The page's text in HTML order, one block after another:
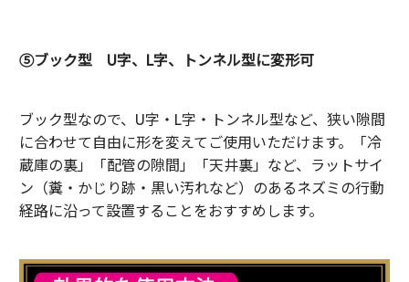
⑤ブック型 U字、L字、トンネル型に変形可
ブック型なので、U字・L字・トンネル型など、狭い隙間
に合わせて自由に形を変えてご使用いただけます。「冷
蔵庫の裏」「配管の隙間」「天井裏」など、ラットサイ
ン（糞・かじり跡・黒い汚れなど）のあるネズミの行動
経路に沿って設置することをおすすめします。